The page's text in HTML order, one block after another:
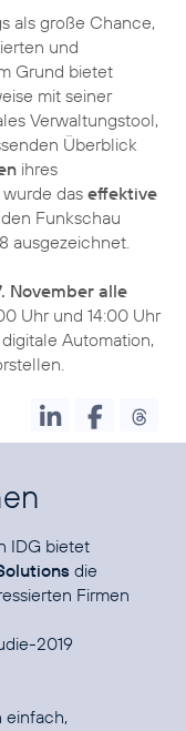
als große Chance,
und
Grund bietet
mit seiner
Verwaltungstool,
Überblick
ihres
das effektive
Funkschau
ausgezeichnet.
November alle
Uhr und 14:00 Uhr
Automation,
IDG bietet
die
Firmen
2019
einfach,